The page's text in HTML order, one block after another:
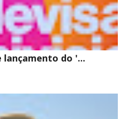
do '...